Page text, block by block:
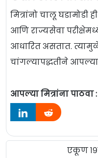
मित्रांनो चालू
आणि राज्यसेवा
आधारित असतात.
चांगल्यापद्धतीने
आपल्या मित्रांना पाठवा :
एकूण